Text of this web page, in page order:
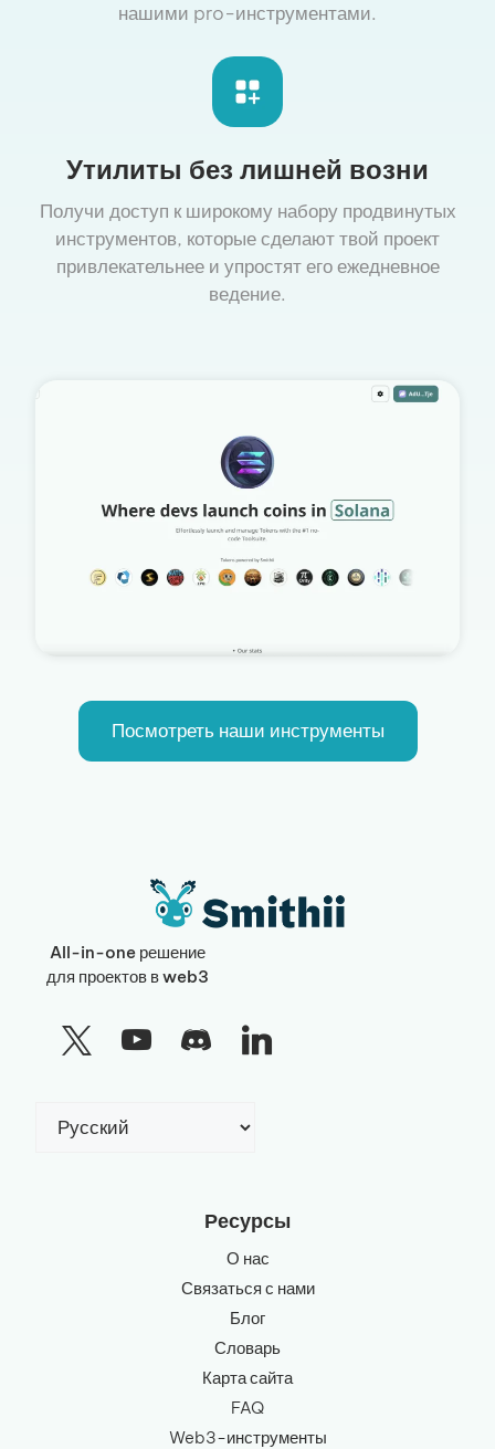
нашими pro-инструментами.
Утилиты без лишней возни
Получи доступ к широкому набору продвинутых
инструментов, которые сделают твой проект
привлекательнее и упростят его ежедневное
ведение.
Посмотреть наши инструменты
All-in-one решение
для проектов в web3
язык
Ресурсы
О нас
Связаться с нами
Блог
Словарь
Карта сайта
FAQ
Web3-инструменты